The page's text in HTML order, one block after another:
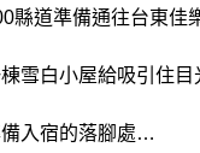
縣道準備通往台東佳
雪白小屋給吸引住目
入宿的落腳處…